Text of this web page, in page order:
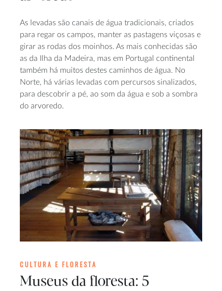
As levadas são canais de água tradicionais, criados
para regar os campos, manter as pastagens viçosas e
girar as rodas dos moinhos. As mais conhecidas são
as da Ilha da Madeira, mas em Portugal continental
também há muitos destes caminhos de água. No
Norte, há várias levadas com percursos sinalizados,
para descobrir a pé, ao som da água e sob a sombra
do arvoredo.
CULTURA E FLORESTA
Museus da floresta: 5